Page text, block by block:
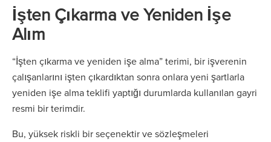
İşten Çıkarma ve Yeniden İşe
Alım
“İşten çıkarma ve yeniden işe alma” terimi, bir işverenin
çalışanlarını işten çıkardıktan sonra onlara yeni şartlarla
yeniden işe alma teklifi yaptığı durumlarda kullanılan gayri
resmi bir terimdir.
Bu, yüksek riskli bir seçenektir ve sözleşmeleri